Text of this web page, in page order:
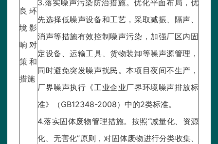
良环
境影
响对
策和
措施
3.落实噪声污染防治措施。优化平面布局，优
先选择低噪声设备和工艺，采取减振、隔声、
消声等措施有效控制噪声污染，加强厂区内固
定设备、运输工具、货物装卸等噪声源管理，
同时避免突发噪声扰民。本项目夜间不生产，
厂界噪声执行《工业企业厂界环境噪声排放标
准》（GB12348-2008）中的2类标准。
4.落实固体废物管理措施。按照“减量化、资源
化、无害化”原则，对固体废物进行分类收集、